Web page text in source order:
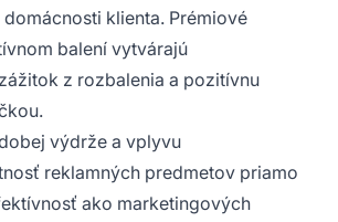
klienta. Prémiové
balení vytvárajú
z rozbalenia a pozitívnu
výdrže a vplyvu
reklamných predmetov priamo
ako marketingových